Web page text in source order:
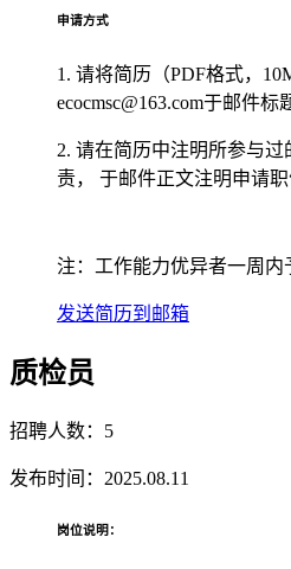
申请方式
1. 请将简历（PDF格式，
ecocmsc@163.com于邮件
2. 请在简历中注明所参与
责， 于邮件正文注明申请职
注：工作能力优异者一周内
发送简历到邮箱
质检员
招聘人数：5
发布时间：2025.08.11
岗位说明：